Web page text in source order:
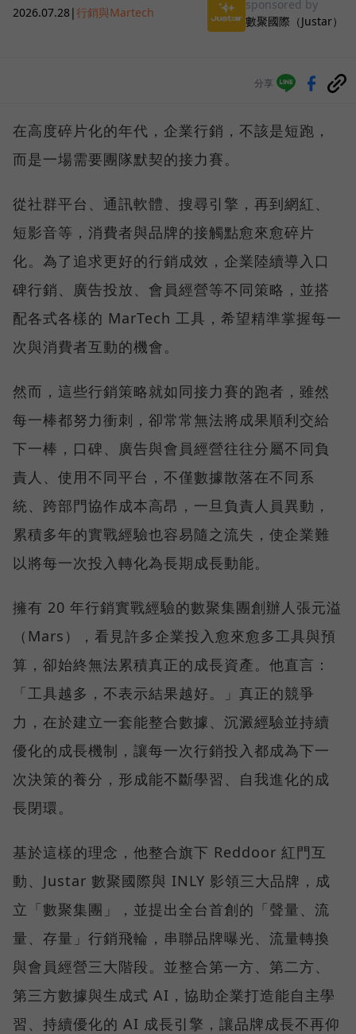
2026.07.28|行銷與Martech
sponsored by
數聚國際（Justar）
分享
在高度碎片化的年代，企業行銷，不該是短跑，
而是一場需要團隊默契的接力賽。
從社群平台、通訊軟體、搜尋引擎，再到網紅、
短影音等，消費者與品牌的接觸點愈來愈碎片
化。為了追求更好的行銷成效，企業陸續導入口
碑行銷、廣告投放、會員經營等不同策略，並搭
配各式各樣的 MarTech 工具，希望精準掌握每一
次與消費者互動的機會。
然而，這些行銷策略就如同接力賽的跑者，雖然
每一棒都努力衝刺，卻常常無法將成果順利交給
下一棒，口碑、廣告與會員經營往往分屬不同負
責人、使用不同平台，不僅數據散落在不同系
統、跨部門協作成本高昂，一旦負責人員異動，
累積多年的實戰經驗也容易隨之流失，使企業難
以將每一次投入轉化為長期成長動能。
擁有 20 年行銷實戰經驗的數聚集團創辦人張元溢
（Mars），看見許多企業投入愈來愈多工具與預
算，卻始終無法累積真正的成長資產。他直言：
「工具越多，不表示結果越好。」真正的競爭
力，在於建立一套能整合數據、沉澱經驗並持續
優化的成長機制，讓每一次行銷投入都成為下一
次決策的養分，形成能不斷學習、自我進化的成
長閉環。
基於這樣的理念，他整合旗下 Reddoor 紅門互
動、Justar 數聚國際與 INLY 影領三大品牌，成
立「數聚集團」，並提出全台首創的「聲量、流
量、存量」行銷飛輪，串聯品牌曝光、流量轉換
與會員經營三大階段。並整合第一方、第二方、
第三方數據與生成式 AI，協助企業打造能自主學
習、持續優化的 AI 成長引擎，讓品牌成長不再仰